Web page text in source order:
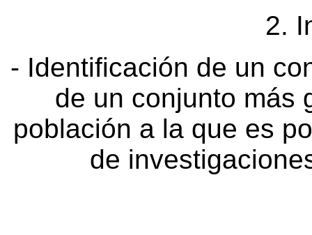
2.
- Identificación de un
de un conjunto más
población a la que es
de